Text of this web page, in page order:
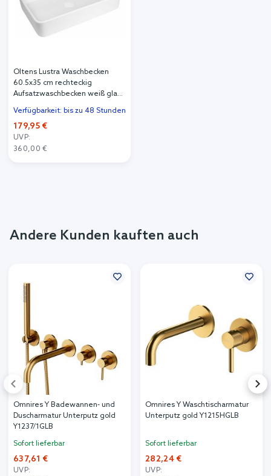
Oltens Lustra Waschbecken
60.5x35 cm rechteckig
Aufsatzwaschbecken weiß glanz
Verfügbarkeit: bis zu 48 Stunden
179,95 €
UVP:
360,00 €
Andere Kunden kauften auch
Omnires Y Badewannen- und
Duscharmatur Unterputz gold
Y1237/1GLB
Sofort lieferbar
637,61 €
UVP:
Omnires Y Waschtischarmatur
Unterputz gold Y1215HGLB
Sofort lieferbar
282,24 €
UVP: